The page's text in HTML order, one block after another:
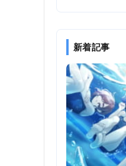
新着記事